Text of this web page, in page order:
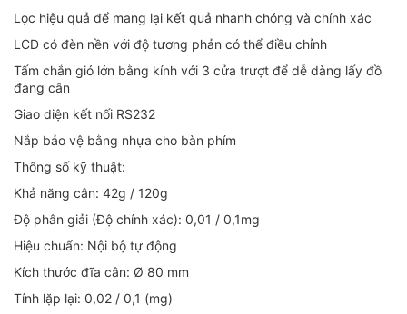
Lọc hiệu quả để mang lại kết quả nhanh chóng và chính xác
LCD có đèn nền với độ tương phản có thể điều chỉnh
Tấm chắn gió lớn bằng kính với 3 cửa trượt để dễ dàng lấy đồ
đang cân
Giao diện kết nối RS232
Nắp bảo vệ bằng nhựa cho bàn phím
Thông số kỹ thuật:
Khả năng cân: 42g / 120g
Độ phân giải (Độ chính xác): 0,01 / 0,1mg
Hiệu chuẩn: Nội bộ tự động
Kích thước đĩa cân: Ø 80 mm
Tính lặp lại: 0,02 / 0,1 (mg)